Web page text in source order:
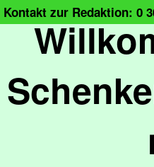
Kontakt zur Redaktion: 0